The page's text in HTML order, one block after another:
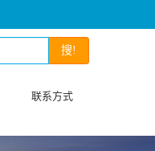
搜!
联系方式